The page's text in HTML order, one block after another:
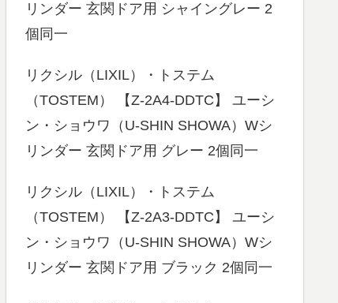
リンダー 玄関ドア用 シャイングレー 2
個同一
リクシル（LIXIL）・トステム
（TOSTEM） 【Z-2A4-DDTC】 ユーシ
ン・ショウワ（U-SHIN SHOWA）Wシ
リンダー 玄関ドア用 グレー 2個同一
リクシル（LIXIL）・トステム
（TOSTEM） 【Z-2A3-DDTC】 ユーシ
ン・ショウワ（U-SHIN SHOWA）Wシ
リンダー 玄関ドア用 ブラック 2個同一